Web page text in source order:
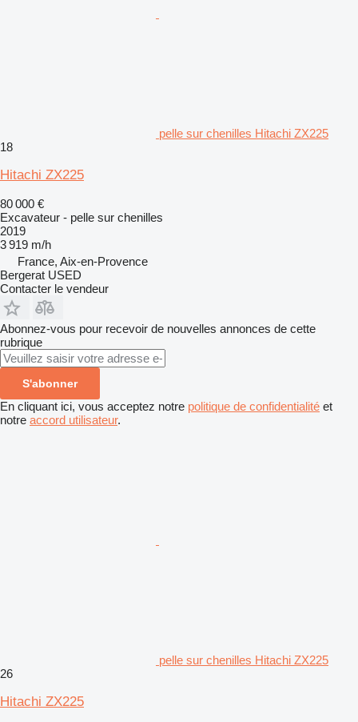
pelle sur chenilles Hitachi ZX225
18
Hitachi ZX225
80 000 €
Excavateur - pelle sur chenilles
2019
3 919 m/h
France, Aix-en-Provence
Bergerat USED
Contacter le vendeur
Abonnez-vous pour recevoir de nouvelles annonces de cette
rubrique
S'abonner
En cliquant ici, vous acceptez notre politique de confidentialité et
notre accord utilisateur.
pelle sur chenilles Hitachi ZX225
26
Hitachi ZX225